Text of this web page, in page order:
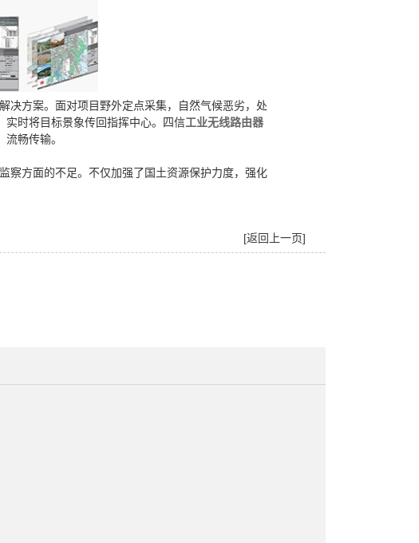
方案。面对项目野外定点采集，自然气候恶劣，处
实时将目标景象传回指挥中心。四信工业无线路由器
畅传输。
方面的不足。不仅加强了国土资源保护力度，强化
[返回上一页]